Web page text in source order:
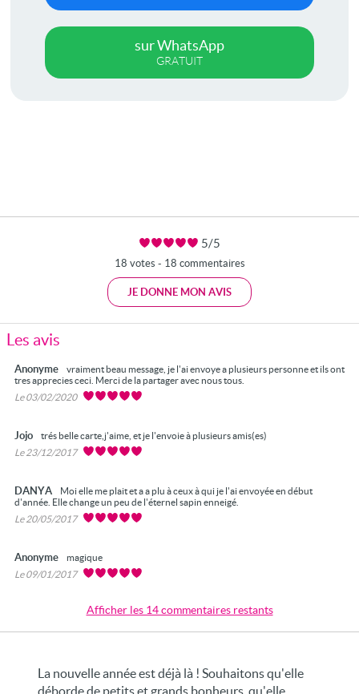
sur WhatsApp
GRATUIT
5/5
18 votes - 18 commentaires
JE DONNE MON AVIS
Les avis
Anonyme
vraiment beau message, je l'ai envoye a plusieurs personne et ils ont
tres apprecies ceci. Merci de la partager avec nous tous.
Le 03/02/2020
Jojo
trés belle carte,j'aime, et je l'envoie à plusieurs amis(es)
Le 23/12/2017
DANYA
Moi elle me plait et a a plu à ceux à qui je l'ai envoyée en début
d'année. Elle change un peu de l'éternel sapin enneigé.
Le 20/05/2017
Anonyme
magique
Le 09/01/2017
Afficher les 14 commentaires restants
La nouvelle année est déjà là ! Souhaitons qu'elle
déborde de petits et grands bonheurs, qu'elle